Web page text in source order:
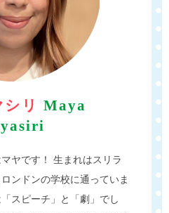
リ Maya
ヤです！ 生まれはスリラ
ンドンの学校に通っていま
スピーチ」と「劇」でし